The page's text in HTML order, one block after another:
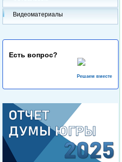
Видеоматериалы
Есть вопрос?
Решаем вместе